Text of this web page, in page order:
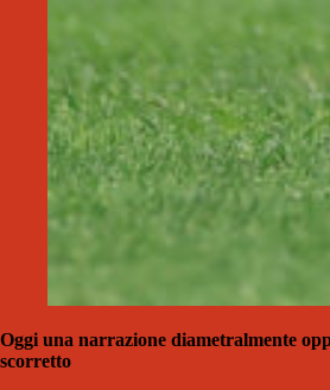
Oggi una narrazione diametralmente
scorretto